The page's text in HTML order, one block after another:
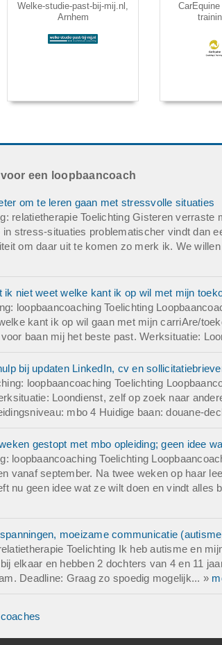
Welke-studie-past-bij-mij.nl,
Arnhem
een loopbaancoach
om te leren gaan met stressvolle situaties
relatietherapie Toelichting Gisteren verraste
stress-situaties problematischer vindt dan
om daar uit te komen zo merk ik. We
ik niet weet welke kant ik op wil met mijn
loopbaancoaching Toelichting
kant ik op wil gaan met mijn carriAre/
baan mij het beste past. Werksituatie:
bij updaten LinkedIn, cv en
loopbaancoaching Toelichting
Loondienst, zelf op zoek naar
mbo 4 Huidige baan: douane-
gestopt met mbo opleiding; geen idee
loopbaancoaching Toelichting
vanaf september. Na twee weken op haar
nu geen idee wat ze wilt doen en vindt alles
moeizame communicatie
Toelichting Ik heb autisme en
elkaar en hebben 2 dochters van 4 en 11
Deadline: Graag zo spoedig mogelijk... »